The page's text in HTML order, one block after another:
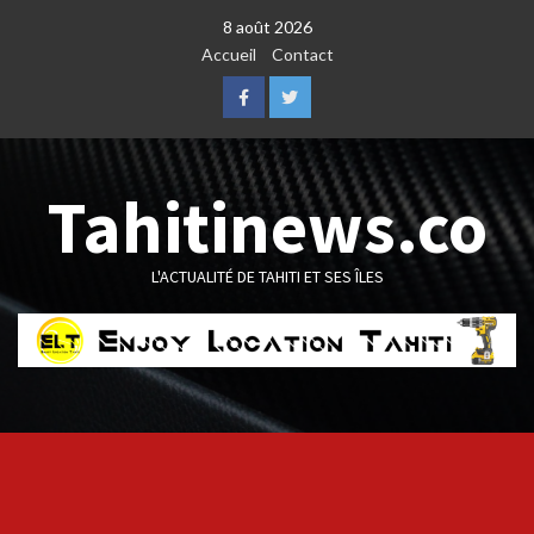
8 août 2026
Accueil
Contact
FacebookTwitter
Tahitinews.co
L'ACTUALITÉ DE TAHITI ET SES ÎLES